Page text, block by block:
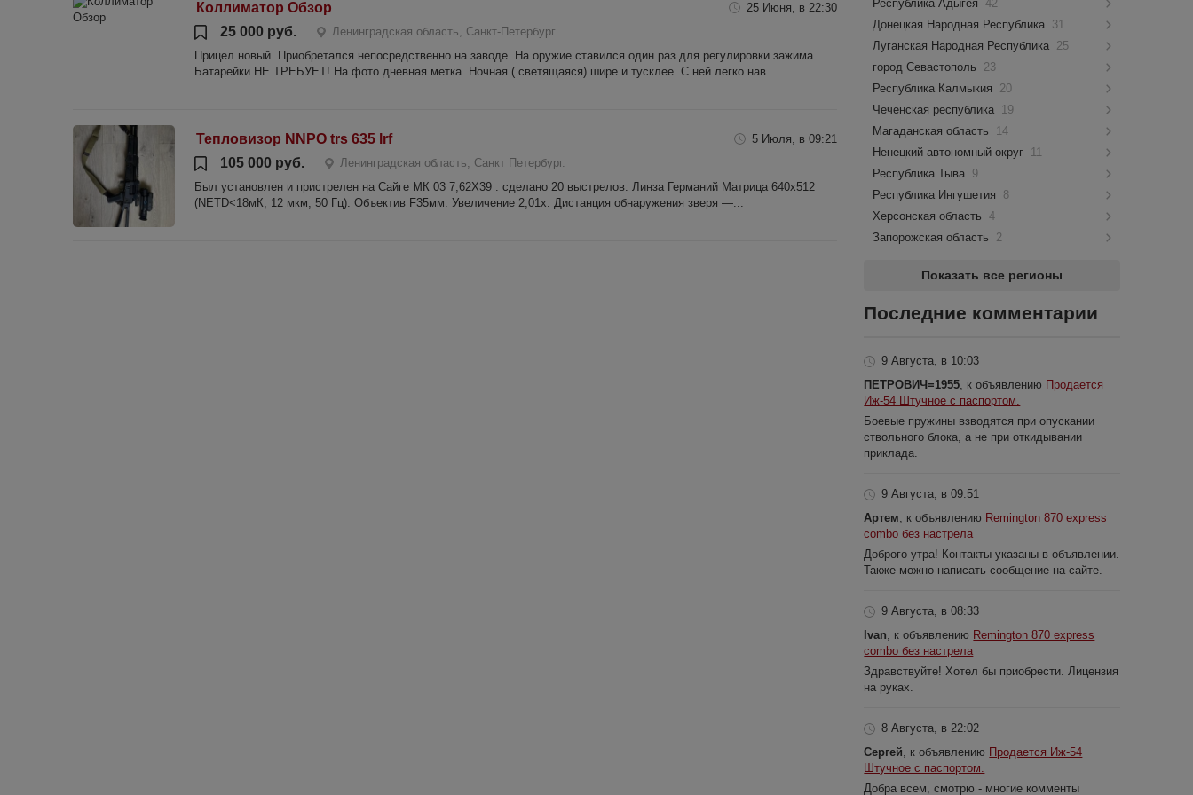
Коллиматор Обзор 25 Июня, в 22:30
25 000 руб.
Ленинградская область, Санкт-Петербург
Прицел новый. Приобретался непосредственно на заводе. На оружие ставился один раз для регулировки зажима.
Батарейки НЕ ТРЕБУЕТ! На фото дневная метка. Ночная ( светящаяся) шире и тусклее. С ней легко нав...
Тепловизор NNPO trs 635 lrf 5 Июля, в 09:21
105 000 руб.
Ленинградская область, Санкт Петербург.
Был установлен и пристрелен на Сайге МК 03 7,62Х39 . сделано 20 выстрелов. Линза Германий Матрица 640x512
(NETD<18мК, 12 мкм, 50 Гц). Объектив F35мм. Увеличение 2,01x. Дистанция обнаружения зверя —...
Республика Адыгея
42
Донецкая Народная Республика 31
Луганская Народная Республика 25
город Севастополь
23
Республика Калмыкия
20
Чеченская республика 19
Магаданская область
14
Ненецкий автономный округ 11
Республика Тыва 9
Республика Ингушетия
8
Херсонская область
4
Запорожская область
2
Показать все регионы
Последние комментарии
9 Августа, в 10:03
ПЕТРОВИЧ=1955 , к объявлению Продается
Иж-54 Штучное с паспортом.
Боевые пружины взводятся при опускании
ствольного блока, а не при откидывании
приклада.
9 Августа, в 09:51
Артем , к объявлению Remington 870 express
combo без настрела
Доброго утра! Контакты указаны в объявлении.
Также можно написать сообщение на сайте.
9 Августа, в 08:33
Ivan , к объявлению Remington 870 express
combo без настрела
Здравствуйте! Хотел бы приобрести. Лицензия
на руках.
8 Августа, в 22:02
Сергей , к объявлению Продается Иж-54
Штучное с паспортом.
Добра всем, смотрю - многие комменты